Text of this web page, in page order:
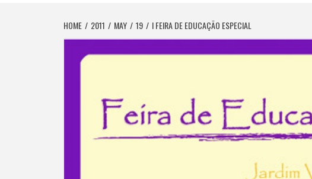
HOME 2011 MAY 19 I FEIRA DE EDUCAÇÃO ESPECIAL